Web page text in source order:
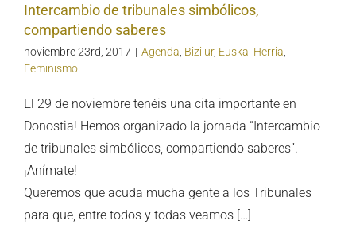
Intercambio de tribunales simbólicos,
compartiendo saberes
noviembre 23rd, 2017 | Agenda Bizilur, Euskal Herria
Feminismo
El 29 de noviembre tenéis una cita importante en
Donostia! Hemos organizado la jornada “Intercambio
de tribunales simbólicos, compartiendo saberes”.
¡Anímate!
Queremos que acuda mucha gente a los Tribunales
para que, entre todos y todas veamos […]